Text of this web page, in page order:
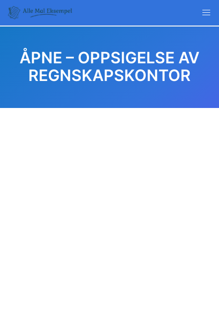
Skip
content
ÅPNE – OPPSIGELSE AV
REGNSKAPSKONTOR